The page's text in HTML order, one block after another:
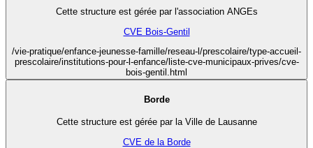
Cette structure est gérée par l'association ANGEs
CVE Bois-Gentil
/vie-pratique/enfance-jeunesse-famille/reseau-l/prescolaire/type-accueil-
prescolaire/institutions-pour-l-enfance/liste-cve-municipaux-prives/cve-
bois-gentil.html
Borde
Cette structure est gérée par la Ville de Lausanne
CVE de la Borde